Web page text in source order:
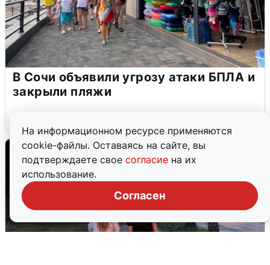
На информационном ресурсе применяются
cookie-файлы. Оставаясь на сайте, вы
подтверждаете свое согласие на их
использование.
Согласен
В Сочи объявили угрозу атаки БПЛА и
закрыли пляжи